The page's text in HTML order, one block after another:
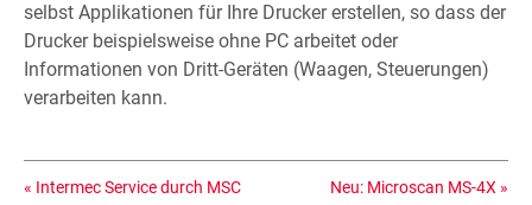
selbst Applikationen für Ihre Drucker erstellen, so dass der
Drucker beispielsweise ohne PC arbeitet oder
Informationen von Dritt-Geräten (Waagen, Steuerungen)
verarbeiten kann.
« Intermec Service durch MSC
Neu: Microscan MS-4X »